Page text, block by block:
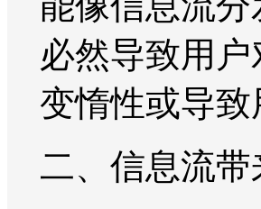
必然导致用
变惰性或导
二、信息流